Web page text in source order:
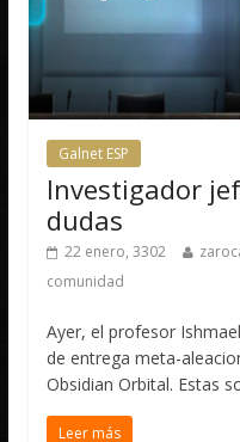
Galnet ESP
Investigador
dudas
22 enero, 3302
comunidad
Ayer, el profesor Ishmael
de entrega meta-
Obsidian Orbital. Estas
Leer más